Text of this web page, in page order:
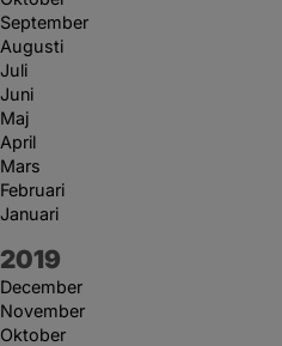
September
Augusti
Juli
Juni
Maj
April
Mars
Februari
Januari
År:
2019
December
November
Oktober